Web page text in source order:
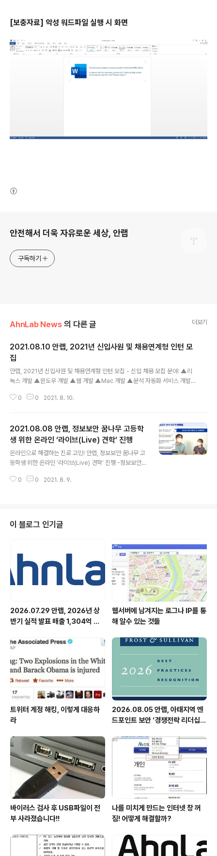
[보충자료] 악성 워드파일 실행 시 화면
안전해서 더욱 자유로운 세상, 안랩
구독하기
AhnLab News 의 다른 글 더보기
2021.08.10 안랩, 2021년 신입사원 및 채용연계형 인턴 모
집
안랩, 2021년 신입사원 및 채용연계형 인턴 모집 - 신입 채용 모집 분야: ▲리
눅스 개발 ▲윈도우 개발 ▲웹 개발 ▲Mac 개발 ▲분석 자동화 서비스 개발
엔지니어 ▲데이터 사이언티스트/ML(머신러닝) 엔지니어 ▲포렌식 분석 ▲악
팅 부문(정보보호컨설턴트) - 8월 22일(일)까지 안랩 채용 홈페이지(ahnlab.r
ecruiter.co.kr)에서 지원 가능 안랩(대표 강석균, www.ahnlab.com)이 8
월 22일(일)까지 2021년 정규직 신입사원 채용 및 채용연계형..
0 0 2021. 8. 10.
2021.08.08 안랩, 정보보안 꿈나무 고등학
생 위한 온라인 ‘라이브(Live) 견학’ 진행
온라인으로 해결하는 진로 고민! 안랩, 정보보안 꿈나무 고
등학생 위한 온라인 ‘라이브(Live) 견학’ 진행 -정보보안
자 관심사 맞춤형 심화 멘토링 제공 안랩(대표 강석균, ww
다. 이번 견학은 참여 고등학생들의 평소 관심사에 맞춰 정
보보안 분야에 대한 궁금증을 해소할 수 있도록 사내 악성
진출에 필요한 구체적인 역량, 업계 전망, 실제 업무 환경
등 실시간으로 궁금한 점을 문답하는 시간을 가졌다. 전문
가와 함께하는 비..
0 0 2021. 8. 9.
이 블로그 인기글
2026.07.29 안랩, 2026년 상
반기 실적 발표 매출 1,304억 원,
웹서버에 남겨지는 로그나 IP를 통
해 알수 있는 것들
트위터 계정 해킹, 이렇게 대응하
라
2026.08.05 안랩, 아태지역 엔
드포인트 보안 ‘경쟁전략 리더십’
바이러스 검사 후 USB파일이 전
부 사라졌습니다!!
나를 미치게 만드는 인터넷 창 꺼
짐! 어떻게 해결할까?